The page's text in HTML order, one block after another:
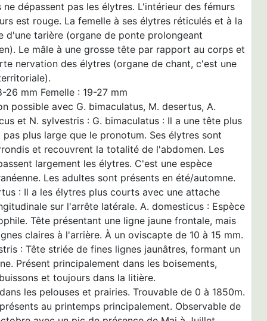
ne dépassent pas les élytres. L'intérieur des fémurs
est rouge. La femelle à ses élytres réticulés et à la
d'une tarière (organe de ponte prolongeant
Le mâle à une grosse tête par rapport au corps et
nervation des élytres (organe de chant, c'est une
26 mm Femelle : 19-27 mm
possible avec G. bimaculatus, M. desertus, A.
et N. sylvestris : G. bimaculatus : Il a une tête plus
plus large que le pronotum. Ses élytres sont
et recouvrent la totalité de l'abdomen. Les
largement les élytres. C'est une espèce
Les adultes sont présents en été/automne.
: Il a les élytres plus courts avec une attache
sur l'arrête latérale. A. domesticus : Espèce
Tête présentant une ligne jaune frontale, mais
claires à l'arrière. À un oviscapte de 10 à 15 mm.
: Tête striée de fines lignes jaunâtres, formant un
Présent principalement dans les boisements,
et toujours dans la litière.
les pelouses et prairies. Trouvable de 0 à 1850m.
au printemps principalement. Observable de